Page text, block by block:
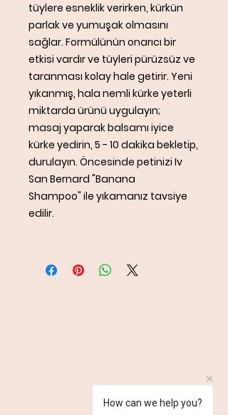
tüylere esneklik verirken, kürkün
parlak ve yumuşak olmasını
sağlar. Formülünün onarıcı bir
etkisi vardır ve tüyleri pürüzsüz ve
taranması kolay hale getirir. Yeni
yıkanmış, hala nemli kürke yeterli
miktarda ürünü uygulayın;
masaj yaparak balsamı iyice
kürke yedirin, 5 - 10 dakika bekletip,
durulayın. Öncesinde petinizi Iv
San Bernard "Banana
Shampoo" ile yıkamanız tavsiye
edilir.
How can we help you?